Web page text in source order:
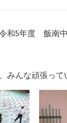
和5年度 飯南
みんな頑張って